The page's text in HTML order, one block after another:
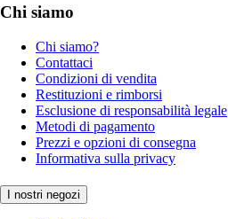
Chi siamo
Chi siamo?
Contattaci
Condizioni di vendita
Restituzioni e rimborsi
Esclusione di responsabilità legale
Metodi di pagamento
Prezzi e opzioni di consegna
Informativa sulla privacy
I nostri negozi